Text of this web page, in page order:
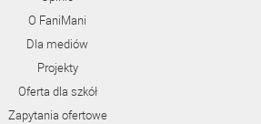
O FaniMani
Dla mediów
Projekty
Oferta dla szkół
Zapytania ofertowe